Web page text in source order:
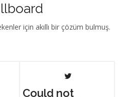
için akıllı bir çözüm bulmuş.
Could not